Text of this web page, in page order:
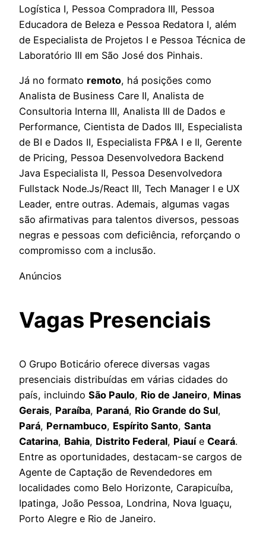
Logística I, Pessoa Compradora III, Pessoa
Educadora de Beleza e Pessoa Redatora I, além
de Especialista de Projetos I e Pessoa Técnica de
Laboratório III em São José dos Pinhais.
Já no formato remoto, há posições como
Analista de Business Care II, Analista de
Consultoria Interna III, Analista III de Dados e
Performance, Cientista de Dados III, Especialista
de BI e Dados II, Especialista FP&A I e II, Gerente
de Pricing, Pessoa Desenvolvedora Backend
Java Especialista II, Pessoa Desenvolvedora
Fullstack Node.Js/React III, Tech Manager I e UX
Leader, entre outras. Ademais, algumas vagas
são afirmativas para talentos diversos, pessoas
negras e pessoas com deficiência, reforçando o
compromisso com a inclusão.
Anúncios
Vagas Presenciais
O Grupo Boticário oferece diversas vagas
presenciais distribuídas em várias cidades do
país, incluindo São Paulo, Rio de Janeiro, Minas
Gerais, Paraíba, Paraná, Rio Grande do Sul,
Pará, Pernambuco, Espírito Santo, Santa
Catarina, Bahia, Distrito Federal, Piauíe Ceará.
Entre as oportunidades, destacam-se cargos de
Agente de Captação de Revendedores em
localidades como Belo Horizonte, Carapicuíba,
Ipatinga, João Pessoa, Londrina, Nova Iguaçu,
Porto Alegre e Rio de Janeiro.